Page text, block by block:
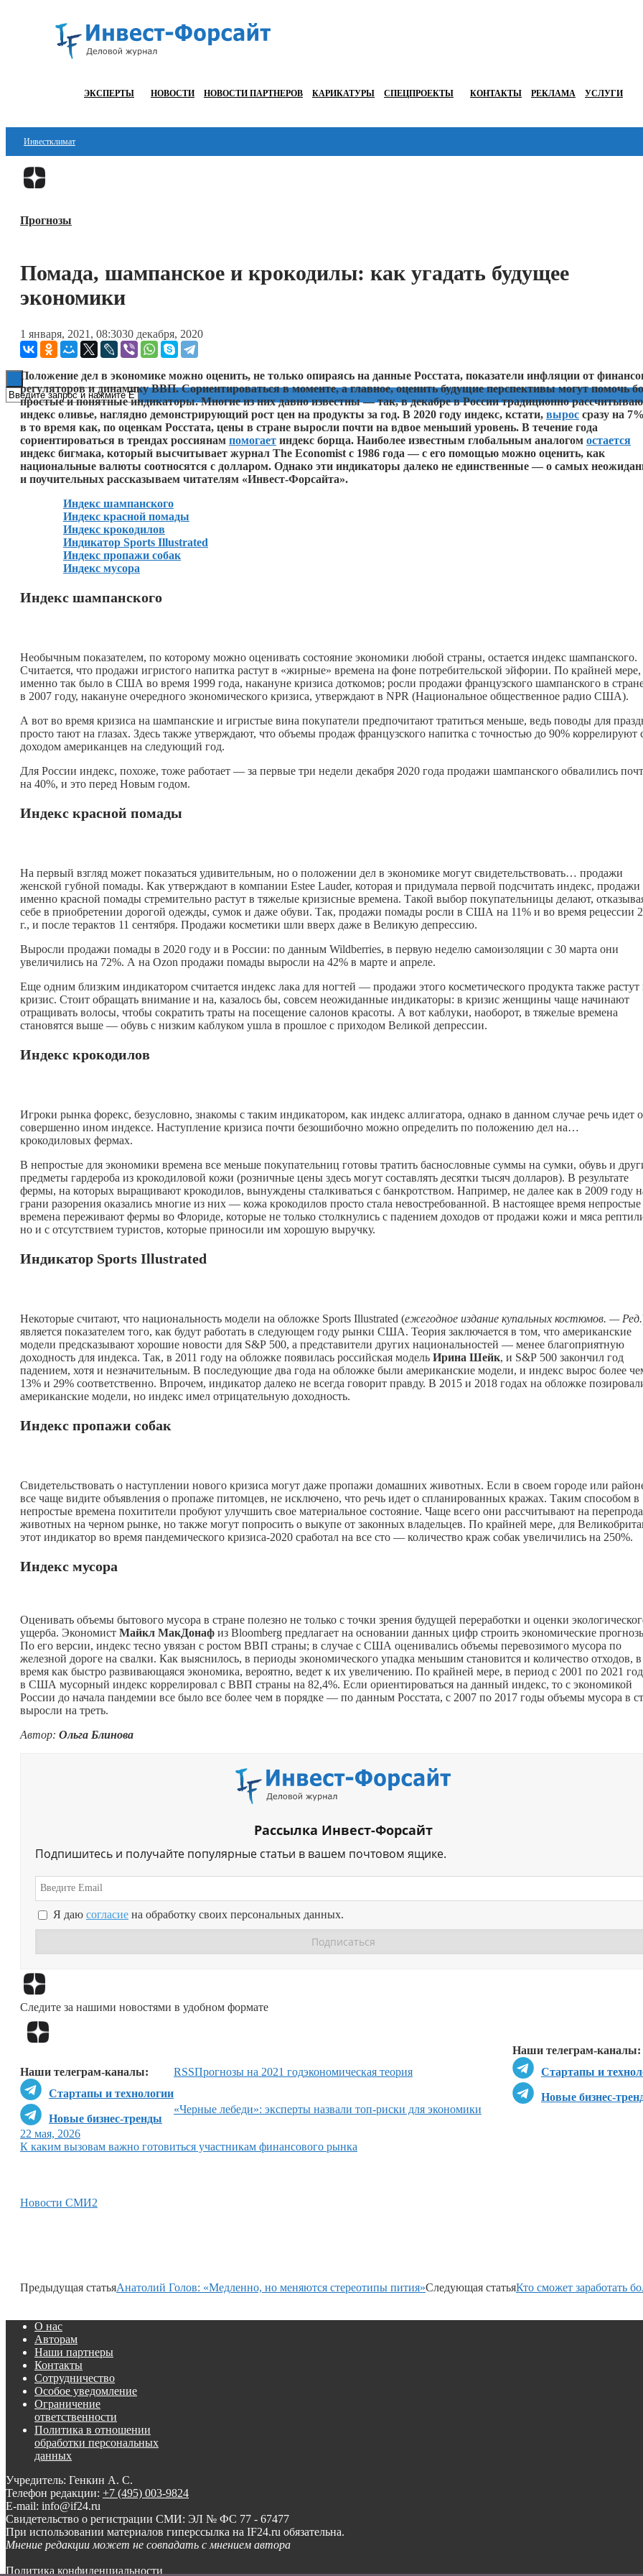
ЭКСПЕРТЫ НОВОСТИ НОВОСТИ ПАРТНЕРОВ КАРИКАТУРЫ СПЕЦПРОЕКТЫ КОНТАКТЫ РЕКЛАМА УСЛУГИ
Инвестклимат
Финансы
Блокчейн
Книги
Прогнозы
Помада, шампанское и крокодилы: как угадать будущее
экономики
1 января, 2021, 08:3030 декабря, 2020
Положение дел в экономике можно оценить, не только опираясь на данные Росстата, показатели инфляции от
регуляторов и динамику ВВП. Сориентироваться в моменте, а главное, оценить будущие перспективы могут помочь
простые и понятные индикаторы. Многие из них давно известны — так, в декабре в России традиционно
индекс оливье, наглядно демонстрирующий рост цен на продукты за год. В 2020 году индекс, кстати, вырос сразу на
в то время как, по оценкам Росстата, цены в стране выросли почти на вдвое меньший уровень. В течение года
сориентироваться в трендах россиянам помогает индекс борща. Наиболее известным глобальным аналогом остается
индекс бигмака, который высчитывает журнал The Economist с 1986 года — с его помощью можно оценить, как
национальные валюты соотносятся с долларом. Однако эти индикаторы далеко не единственные — о самых
и поучительных рассказываем читателям «Инвест-Форсайта».
Индекс шампанского
Индекс красной помады
Индекс крокодилов
Индикатор Sports Illustrated
Индекс пропажи собак
Индекс мусора
Индекс шампанского
Необычным показателем, по которому можно оценивать состояние экономики любой страны, остается индекс шампанского.
Считается, что продажи игристого напитка растут в «жирные» времена на фоне потребительской эйфории. По крайней мере,
именно так было в США во время 1999 года, накануне кризиса доткомов; росли продажи французского шампанского в
в 2007 году, накануне очередного экономического кризиса, утверждают в NPR (Национальное общественное радио США).
А вот во время кризиса на шампанские и игристые вина покупатели предпочитают тратиться меньше, ведь поводы для
просто тают на глазах. Здесь также утверждают, что объемы продаж французского напитка с точностью до 90% коррелируют
доходом американцев на следующий год.
Для России индекс, похоже, тоже работает — за первые три недели декабря 2020 года продажи шампанского обвалились
на 40%, и это перед Новым годом.
Индекс красной помады
На первый взгляд может показаться удивительным, но о положении дел в экономике могут свидетельствовать… продажи
женской губной помады. Как утверждают в компании Estee Lauder, которая и придумала первой подсчитать индекс, продажи
именно красной помады стремительно растут в тяжелые кризисные времена. Такой выбор покупательницы делают,
себе в приобретении дорогой одежды, сумок и даже обуви. Так, продажи помады росли в США на 11% и во время рецессии
г., и после терактов 11 сентября. Продажи косметики шли вверх даже в Великую депрессию.
Выросли продажи помады в 2020 году и в России: по данным Wildberries, в первую неделю самоизоляции с 30 марта они
увеличились на 72%. А на Ozon продажи помады выросли на 42% в марте и апреле.
Еще одним близким индикатором считается индекс лака для ногтей — продажи этого косметического продукта также растут
кризис. Стоит обращать внимание и на, казалось бы, совсем неожиданные индикаторы: в кризис женщины чаще начинают
отращивать волосы, чтобы сократить траты на посещение салонов красоты. А вот каблуки, наоборот, в тяжелые времена
становятся выше — обувь с низким каблуком ушла в прошлое с приходом Великой депрессии.
Индекс крокодилов
Игроки рынка форекс, безусловно, знакомы с таким индикатором, как индекс аллигатора, однако в данном случае речь идет о
совершенно ином индексе. Наступление кризиса почти безошибочно можно определить по положению дел на…
крокодиловых фермах.
В непростые для экономики времена все меньше покупательниц готовы тратить баснословные суммы на сумки, обувь и
предметы гардероба из крокодиловой кожи (розничные цены здесь могут составлять десятки тысяч долларов). В результате
фермы, на которых выращивают крокодилов, вынуждены сталкиваться с банкротством. Например, не далее как в 2009 году
грани разорения оказались многие из них — кожа крокодилов просто стала невостребованной. В настоящее время непростые
времена переживают фермы во Флориде, которые не только столкнулись с падением доходов от продажи кожи и мяса
но и с отсутствием туристов, которые приносили им хорошую выручку.
Индикатор Sports Illustrated
Некоторые считают, что национальность модели на обложке Sports Illustrated (ежегодное издание купальных костюмов. — Ред.
является показателем того, как будут работать в следующем году рынки США. Теория заключается в том, что американские
модели предсказывают хорошие новости для S&P 500, а представители других национальностей — менее благоприятную
доходность для индекса. Так, в 2011 году на обложке появилась российская модель Ирина Шейк, и S&P 500 закончил год
падением, хотя и незначительным. В последующие два года на обложке были американские модели, и индекс вырос более
13% и 29% соответственно. Впрочем, индикатор далеко не всегда говорит правду. В 2015 и 2018 годах на обложке
американские модели, но индекс имел отрицательную доходность.
Индекс пропажи собак
Свидетельствовать о наступлении нового кризиса могут даже пропажи домашних животных. Если в своем городе или
все чаще видите объявления о пропаже питомцев, не исключено, что речь идет о спланированных кражах. Таким способом в
непростые времена похитители пробуют улучшить свое материальное состояние. Чаще всего они рассчитывают на
животных на черном рынке, но также могут попросить о выкупе от законных владельцев. По крайней мере, для
этот индикатор во время пандемического кризиса-2020 сработал на все сто — количество краж собак увеличились на 250%.
Индекс мусора
Оценивать объемы бытового мусора в стране полезно не только с точки зрения будущей переработки и оценки
ущерба. Экономист Майкл МакДонаф из Bloomberg предлагает на основании данных цифр строить экономические
По его версии, индекс тесно увязан с ростом ВВП страны; в случае с США оценивались объемы перевозимого мусора по
железной дороге на свалки. Как выяснилось, в периоды экономического упадка меньшим становится и количество отходов, в
время как быстро развивающаяся экономика, вероятно, ведет к их увеличению. По крайней мере, в период с 2001 по 2021
в США мусорный индекс коррелировал с ВВП страны на 82,4%. Если ориентироваться на данный индекс, то с экономикой
России до начала пандемии все было все более чем в порядке — по данным Росстата, с 2007 по 2017 годы объемы мусора в
выросли на треть.
Автор: Ольга Блинова
Рассылка Инвест-Форсайт
Подпишитесь и получайте популярные статьи в вашем почтовом ящике.
Я даю согласие на обработку своих персональных данных.
Следите за нашими новостями в удобном формате
Наши телеграм-каналы:
Стартапы и
Новые бизнес-
Наши телеграм-каналы:
Стартапы и технологии
Новые бизнес-тренды
RSSПрогнозы на 2021 годэкономическая теория
«Черные лебеди»: эксперты назвали топ-риски для экономики
22 мая, 2026
К каким вызовам важно готовиться участникам финансового рынка
Новости СМИ2
Предыдущая статьяАнатолий Голов: «Медленно, но меняются стереотипы пития»Следующая статьяКто сможет заработать
О нас
Авторам
Наши партнеры
Контакты
Сотрудничество
Особое уведомление
Ограничение
ответственности
Политика в отношении
обработки персональных
данных
Учредитель: Генкин А. С.
Телефон редакции: +7 (495) 003-9824
E-mail: info@if24.ru
Свидетельство о регистрации СМИ: ЭЛ № ФС 77 - 67477
При использовании материалов гиперссылка на IF24.ru обязательна.
Мнение редакции может не совпадать с мнением автора
Политика конфиденциальности